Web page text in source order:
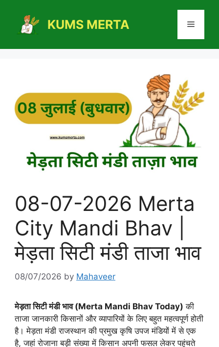
content
KUMS MERTA Menu
08-07-2026 Merta
City Mandi Bhav |
मेड़ता सिटी मंडी ताजा भाव
08/07/2026 by Mahaveer
मेड़ता सिटी मंडी भाव (Merta Mandi Bhav Today) की
ताजा जानकारी किसानों और व्यापारियों के लिए बहुत महत्वपूर्ण होती
है। मेड़ता मंडी राजस्थान की प्रमुख कृषि उपज मंडियों में से एक
है, जहां रोजाना बड़ी संख्या में किसान अपनी फसल लेकर पहुंचते